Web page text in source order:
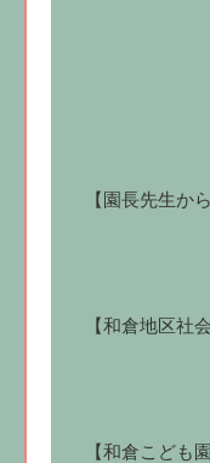
【園長先生か
【和倉地区社
【和倉こども